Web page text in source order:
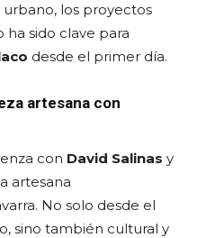
los proyectos
ha sido clave para
desde el primer día.
artesana con
con David Salinas y
artesana
No solo desde el
sino también cultural y